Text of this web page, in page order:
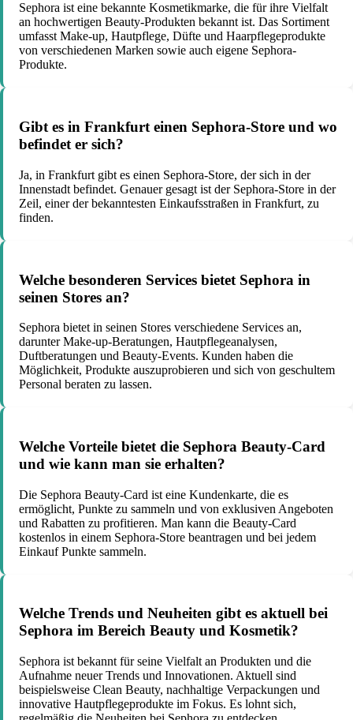
Sephora ist eine bekannte Kosmetikmarke, die für ihre Vielfalt
an hochwertigen Beauty-Produkten bekannt ist. Das Sortiment
umfasst Make-up, Hautpflege, Düfte und Haarpflegeprodukte
von verschiedenen Marken sowie auch eigene Sephora-
Produkte.
Gibt es in Frankfurt einen Sephora-Store und wo
befindet er sich?
Ja, in Frankfurt gibt es einen Sephora-Store, der sich in der
Innenstadt befindet. Genauer gesagt ist der Sephora-Store in der
Zeil, einer der bekanntesten Einkaufsstraßen in Frankfurt, zu
finden.
Welche besonderen Services bietet Sephora in
seinen Stores an?
Sephora bietet in seinen Stores verschiedene Services an,
darunter Make-up-Beratungen, Hautpflegeanalysen,
Duftberatungen und Beauty-Events. Kunden haben die
Möglichkeit, Produkte auszuprobieren und sich von geschultem
Personal beraten zu lassen.
Welche Vorteile bietet die Sephora Beauty-Card
und wie kann man sie erhalten?
Die Sephora Beauty-Card ist eine Kundenkarte, die es
ermöglicht, Punkte zu sammeln und von exklusiven Angeboten
und Rabatten zu profitieren. Man kann die Beauty-Card
kostenlos in einem Sephora-Store beantragen und bei jedem
Einkauf Punkte sammeln.
Welche Trends und Neuheiten gibt es aktuell bei
Sephora im Bereich Beauty und Kosmetik?
Sephora ist bekannt für seine Vielfalt an Produkten und die
Aufnahme neuer Trends und Innovationen. Aktuell sind
beispielsweise Clean Beauty, nachhaltige Verpackungen und
innovative Hautpflegeprodukte im Fokus. Es lohnt sich,